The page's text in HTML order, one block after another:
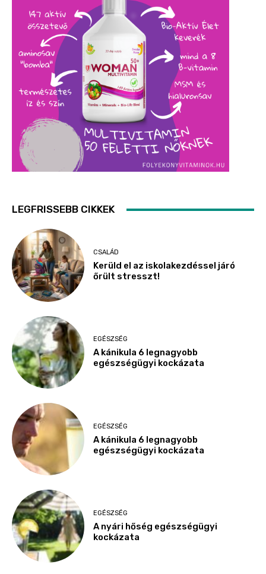
LEGFRISSEBB CIKKEK
CSALÁD
Kerüld el az iskolakezdéssel járó
őrült stresszt!
EGÉSZSÉG
A kánikula 6 legnagyobb
egészségügyi kockázata
EGÉSZSÉG
A kánikula 6 legnagyobb
egészségügyi kockázata
EGÉSZSÉG
A nyári hőség egészségügyi
kockázata